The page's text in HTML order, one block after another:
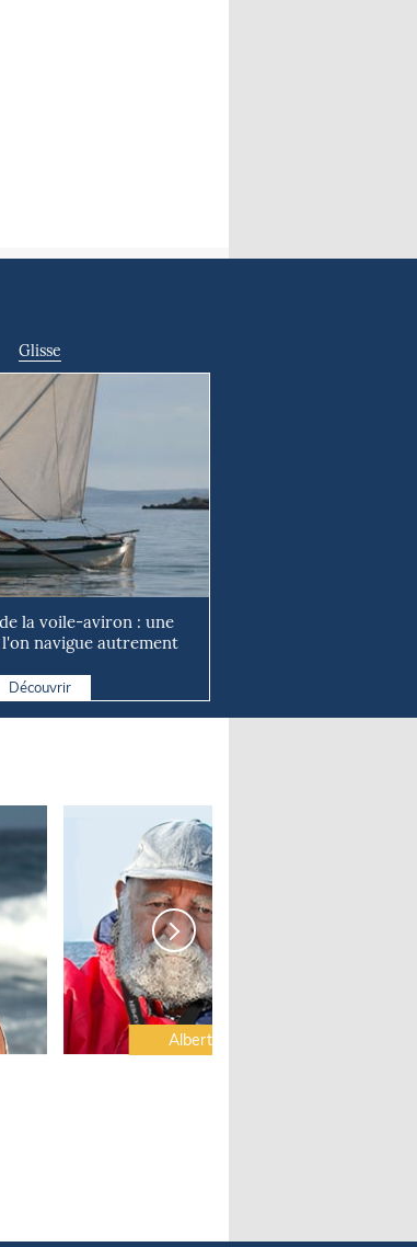
Glisse
la voile-aviron : une
navigue autrement
Découvrir
Albert Brel